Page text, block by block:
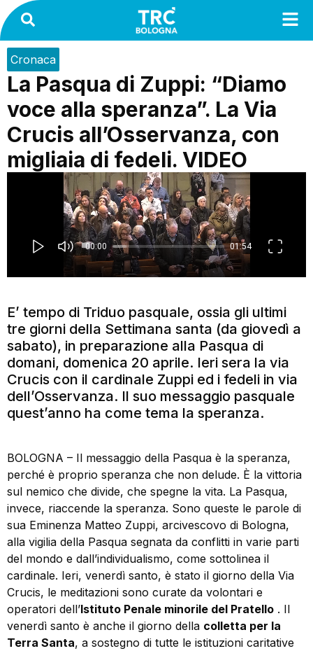
Cronaca
La Pasqua di Zuppi: “Diamo
voce alla speranza”. La Via
Crucis all’Osservanza, con
migliaia di fedeli. VIDEO
E’ tempo di Triduo pasquale, ossia gli ultimi
tre giorni della Settimana santa (da giovedì a
sabato), in preparazione alla Pasqua di
domani, domenica 20 aprile. Ieri sera la via
Crucis con il cardinale Zuppi ed i fedeli in via
dell’Osservanza. Il suo messaggio pasquale
quest’anno ha come tema la speranza.
BOLOGNA – Il messaggio della Pasqua è la speranza,
perché è proprio speranza che non delude. È la vittoria
sul nemico che divide, che spegne la vita. La Pasqua,
invece, riaccende la speranza. Sono queste le parole di
sua Eminenza Matteo Zuppi, arcivescovo di Bologna,
alla vigilia della Pasqua segnata da conflitti in varie parti
del mondo e dall’individualismo, come sottolinea il
cardinale. Ieri, venerdì santo, è stato il giorno della Via
Crucis, le meditazioni sono curate da volontari e
operatori dell’Istituto Penale minorile del Pratello . Il
venerdì santo è anche il giorno della colletta per la
Terra Santa, a sostegno di tutte le istituzioni caritative